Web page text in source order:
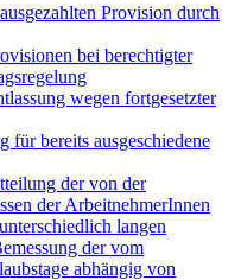
Provision durch
bei berechtigter
wegen fortgesetzter
für bereits ausgeschiedene
der von der
der ArbeitnehmerInnen
langen
der vom
abhängig von